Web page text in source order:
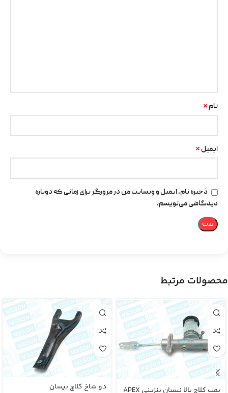
نام *
ایمیل *
ذخیره نام، ایمیل و وبسایت من در مرورگر برای زمانی که دوباره
دیدگاهی می‌نویسم.
محصولات مرتبط
پمپ کلاچ بالا نیسان بنزینی APEX دو شاخ کلاچ نیسان